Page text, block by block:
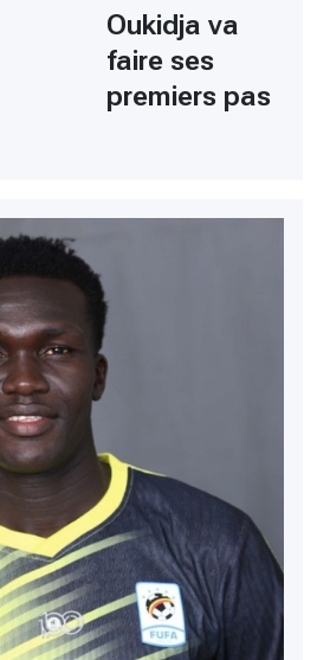
Oukidja va
faire ses
premiers pas